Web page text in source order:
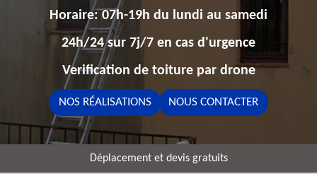
Horaire: 07h-19h du lundi au samedi
24h/24 sur 7j/7 en cas d'urgence
Verification de toiture par drone
NOS RÉALISATIONS NOUS CONTACTER
Déplacement et devis gratuits